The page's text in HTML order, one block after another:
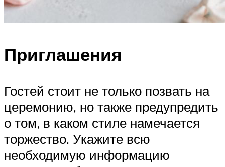
Приглашения
Гостей стоит не только позвать на
церемонию, но также предупредить
о том, в каком стиле намечается
торжество. Укажите всю
необходимую информацию